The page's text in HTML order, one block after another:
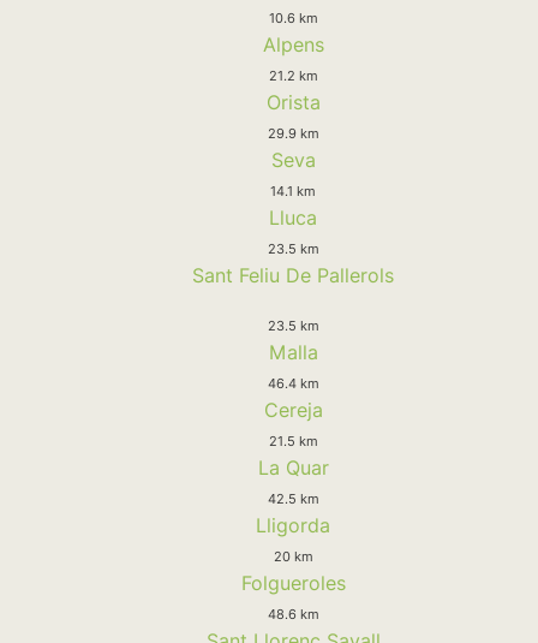
10.6 km
Alpens
21.2 km
Orista
29.9 km
Seva
14.1 km
Lluca
23.5 km
Sant Feliu De Pallerols
23.5 km
Malla
46.4 km
Cereja
21.5 km
La Quar
42.5 km
Lligorda
20 km
Folgueroles
48.6 km